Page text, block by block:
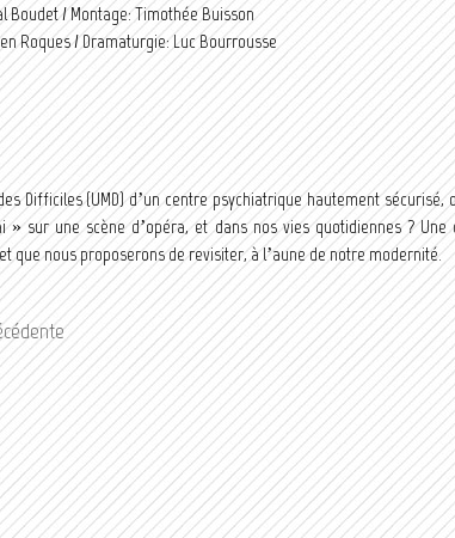
Boudet / Montage: Timothée Buisson
Roques / Dramaturgie: Luc Bourrousse
Difficiles (UMD) d’un centre psychiatrique hautement
» sur une scène d’opéra, et dans nos vies quotidiennes ?
que nous proposerons de revisiter, à l’aune de notre modernité.